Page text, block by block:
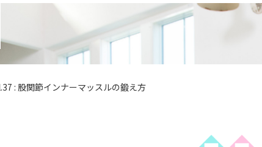
: 股関節インナーマッスルの鍛え方